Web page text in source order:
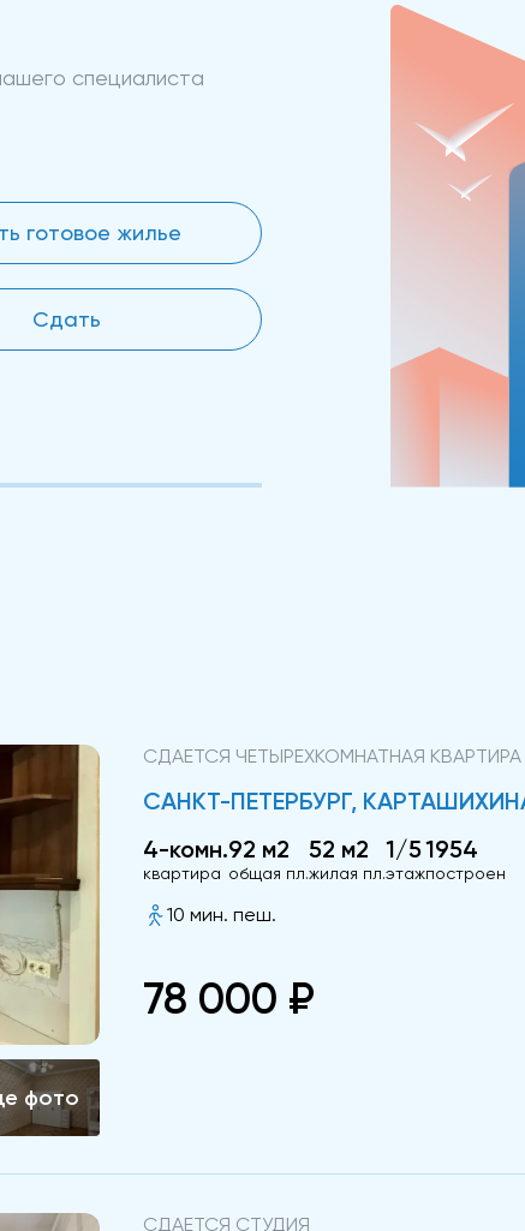
специалиста
готовое жилье
Сдать
СДАЕТСЯ ЧЕТЫРЕХКОМНАТНАЯ КВАРТИРА
САНКТ-ПЕТЕРБУРГ,
4-комн.
квартира
92 м2
общая пл.
52 м2
жилая пл.
1/5
этаж
1954
построен
10 мин. пеш.
78 000 ₽
СДАЕТСЯ СТУДИЯ